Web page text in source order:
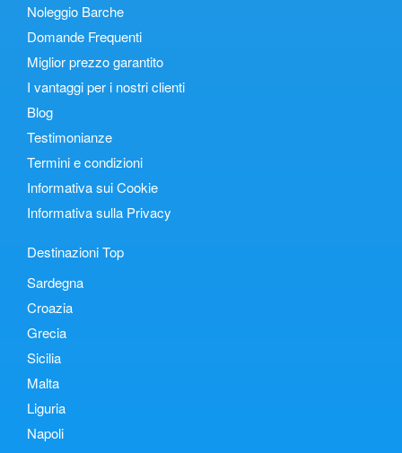
Noleggio Barche
Domande Frequenti
Miglior prezzo garantito
I vantaggi per i nostri clienti
Blog
Testimonianze
Termini e condizioni
Informativa sui Cookie
Informativa sulla Privacy
Destinazioni Top
Sardegna
Croazia
Grecia
Sicilia
Malta
Liguria
Napoli